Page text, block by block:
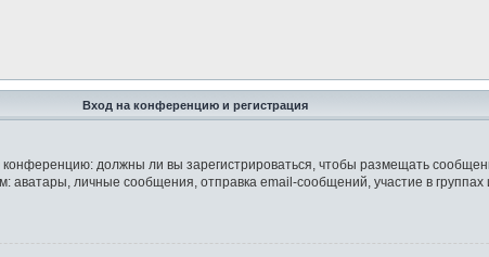
Вход на конференцию и регистрация
конференцию: должны ли вы зарегистрироваться, чтобы размещать
личные сообщения, отправка email-сообщений, участие в группах